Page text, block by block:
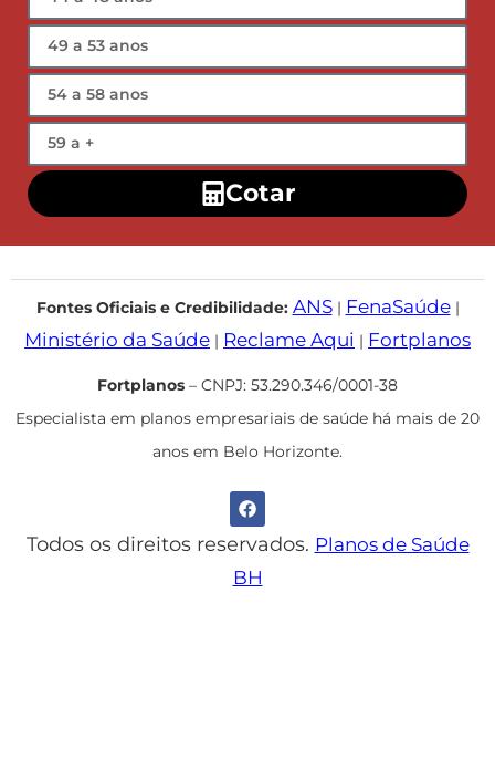
Cotar
Fontes Oficiais e Credibilidade: ANS| FenaSaúde|
Ministério da Saúde | Reclame Aqui | Fortplanos
Fortplanos – CNPJ: 53.290.346/0001-38
Especialista em planos empresariais de saúde há mais de 20
anos em Belo Horizonte.
Todos os direitos reservados. Planos de Saúde
BH